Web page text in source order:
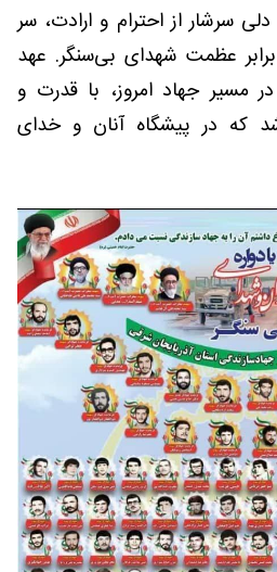
دلی سرشار از احترام و ارادت، سر
عظمت شهدای بی‌سنگر. عهد
مسیر جهاد امروز، با قدرت و
که در پیشگاه آنان و خدای